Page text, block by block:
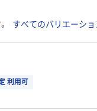
すべてのバリエーショ
利用可